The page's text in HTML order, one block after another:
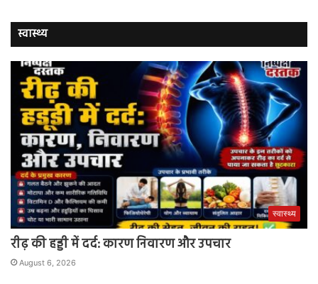
स्वास्थ्य
स्वास्थ्य
रीढ़ की हड्डी में दर्द: कारण निवारण और उपचार
August 6, 2026